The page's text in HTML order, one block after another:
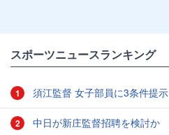
スポーツニュースランキング
1 須江監督 女子部員に3条件提示
2 中日が新庄監督招聘を検討か